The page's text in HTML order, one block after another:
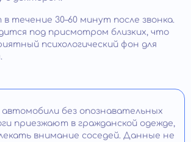
течение 30–60 минут после звонка.
под присмотром близких, что
психологический фон для
без опознавательных
приезжают в гражданской одежде,
внимание соседей. Данные не